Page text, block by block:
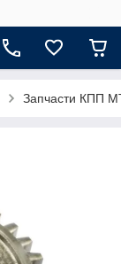
Запчасти КПП